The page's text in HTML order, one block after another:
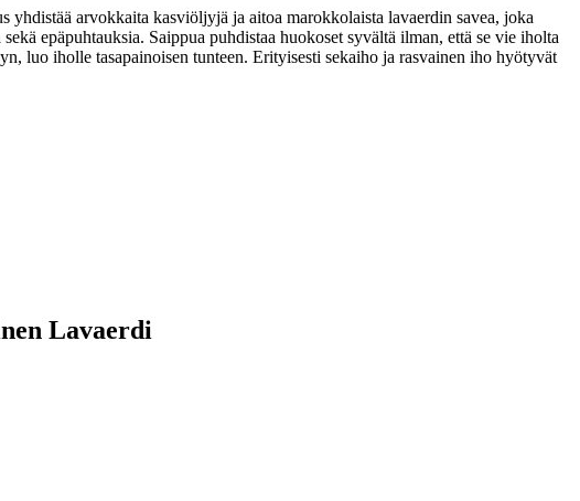
yhdistää arvokkaita kasviöljyjä ja aitoa marokkolaista lavaerdin savea, joka
epäpuhtauksia. Saippua puhdistaa huokoset syvältä ilman, että se vie iholta
luo iholle tasapainoisen tunteen. Erityisesti sekaiho ja rasvainen iho hyötyvät
Lavaerdi